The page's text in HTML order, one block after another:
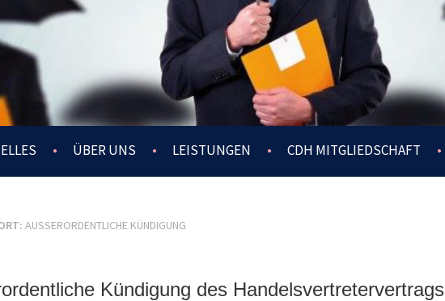
uns wert!
ÜBER UNS LEISTUNGEN CDH MITGLIEDSCHAFT
AUSSERORDENTLICHE KÜNDIGUNG
Kündigung des Handelsvertretervertrags